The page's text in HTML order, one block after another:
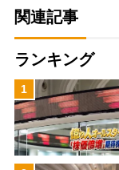
関連記事
ランキング
1